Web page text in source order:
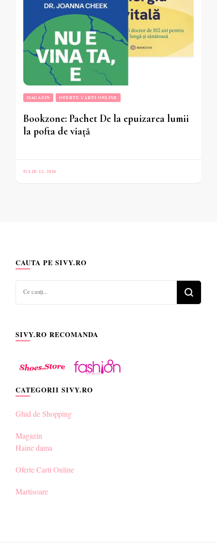
MAGAZIN OFERTE CARTI ONLINE
Bookzone: Pachet De la epuizarea lumii
la pofta de viață
IULIE 12, 2026
CAUTA PE SIVY.RO
SIVY.RO RECOMANDA
CATEGORII SIVY.RO
Ghid de Shopping
Magazin
Haine dama
Oferte Carti Online
Martisoare